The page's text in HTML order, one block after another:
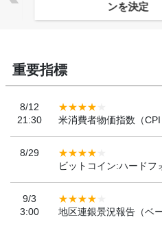
ンを決定
重要指標
8/12
21:30
米消費者物価指数（
8/29
ビットコイン:ハードフ
9/3
3:00
地区連銀景況報告（ベ